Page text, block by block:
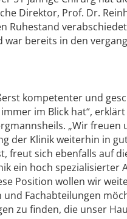
Direktor, Prof. Dr.
Ruhestand
war bereits in den
kompetenter und
im Blick hat“,
„Wir
der Klinik weiterhin in
freut sich ebenfalls auf
ein hoch
Position wollen wir
und Fachabteilungen
zu finden, die unser